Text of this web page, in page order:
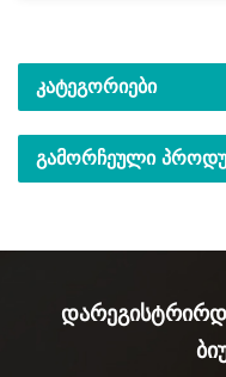
ᲙᲐᲢᲔᲒᲝᲠᲘᲔᲑᲘ
ᲒᲐᲛᲝᲠᲩᲔᲣᲚᲘ